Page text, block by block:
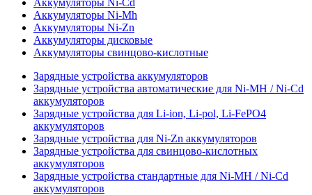
Аккумуляторы Ni-Cd
Аккумуляторы Ni-Mh
Аккумуляторы Ni-Zn
Аккумуляторы дисковые
Аккумуляторы свинцово-кислотные
Зарядные устройства аккумуляторов
Зарядные устройства автоматические для Ni-MH / Ni-Cd
аккумуляторов
Зарядные устройства для Li-ion, Li-pol, Li-FePO4
аккумуляторов
Зарядные устройства для Ni-Zn аккумуляторов
Зарядные устройства для свинцово-кислотных
аккумуляторов
Зарядные устройства стандартные для Ni-MH / Ni-Cd
аккумуляторов